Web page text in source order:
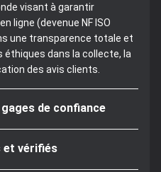
visant à garantir
ligne (devenue NF ISO
une transparence totale et
dans la collecte, la
des avis clients.
de confiance
et vérifiés